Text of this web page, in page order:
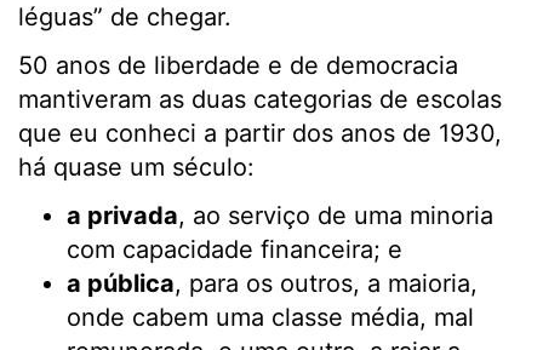
léguas” de chegar.
50 anos de liberdade e de democracia
mantiveram as duas categorias de escolas
que eu conheci a partir dos anos de 1930,
há quase um século:
a privada, ao serviço de uma minoria
com capacidade financeira; e
a pública, para os outros, a maioria,
onde cabem uma classe média, mal